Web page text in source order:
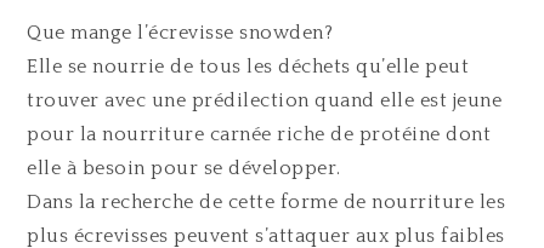
Que mange l’écrevisse snowden?
Elle se nourrie de tous les déchets qu’elle peut
trouver avec une prédilection quand elle est jeune
pour la nourriture carnée riche de protéine dont
elle à besoin pour se développer.
Dans la recherche de cette forme de nourriture les
plus écrevisses peuvent s’attaquer aux plus faibles